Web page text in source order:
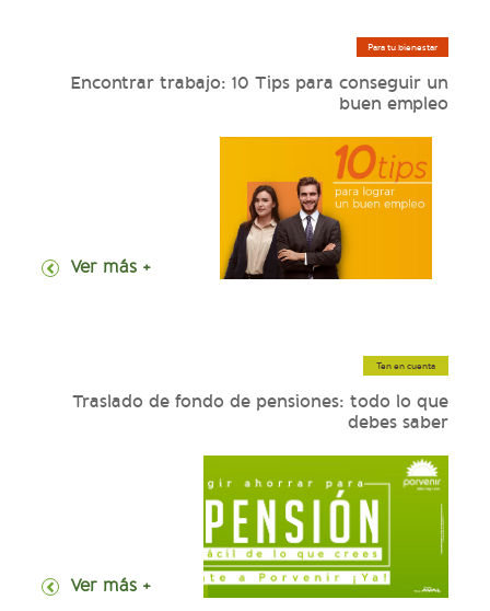
Para tu bienestar
Encontrar trabajo: 10 Tips para conseguir un
buen empleo
+ Ver más
Ten en cuenta
Traslado de fondo de pensiones: todo lo que
debes saber
+ Ver más